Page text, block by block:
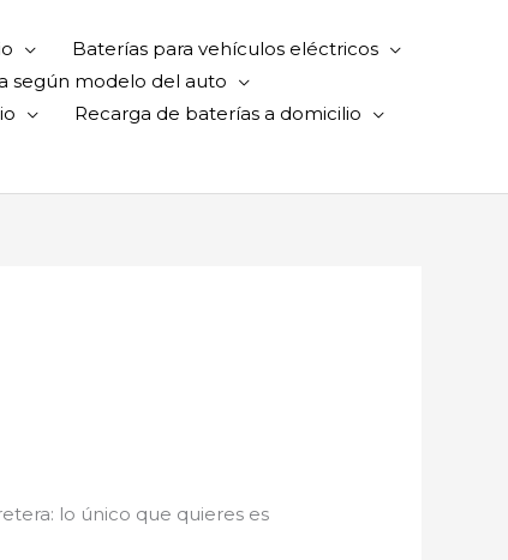
Baterías para vehículos eléctricos
según modelo del auto
Recarga de baterías a domicilio
lo único que quieres es